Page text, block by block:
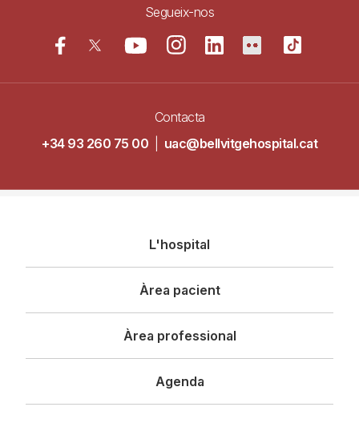
Segueix-nos
Contacta
+34 93 260 75 00
uac@bellvitgehospital.cat
principal
L'hospital
Àrea pacient
Àrea professional
Agenda